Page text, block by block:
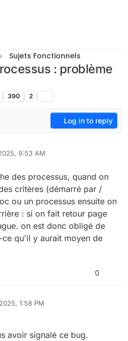
Sujets Fonctionnels
: problème
390 2
Log in to reply
9:53 AM
des processus, quand on
critères (démarré par /
ou un processus ensuite on
: si on fait retour page
on est donc obligé de
qu'il y aurait moyen de
0
1:58 PM
avoir signalé ce bug.